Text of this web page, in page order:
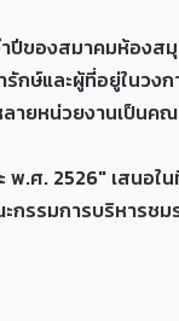
ของสมาคมห้อง
กษ์และผู้ที่อยู่ในว
ายหน่วยงานเป็น
พ.ศ. 2526" เสน
รรมการบริหารช